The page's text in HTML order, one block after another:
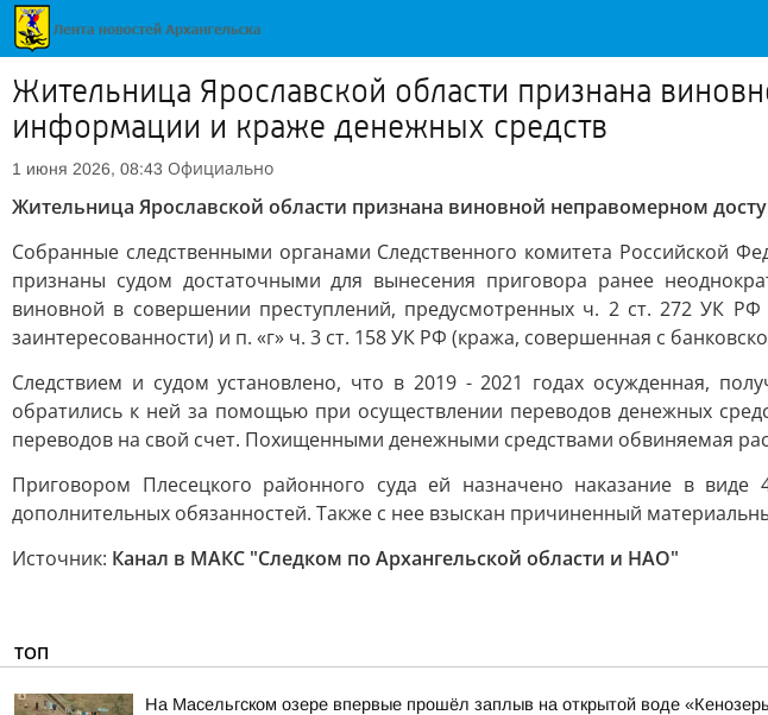
Жительница Ярославской области признана
информации и краже денежных средств
1 июня 2026, 08:43 Официально
Жительница Ярославской области признана виновной неправомерном
Собранные следственными органами Следственного комитета Российской
признаны судом достаточными для вынесения приговора ранее
виновной в совершении преступлений, предусмотренных ч. 2 ст. 272 УК
заинтересованности) и п. «г» ч. 3 ст. 158 УК РФ (кража, совершенная с
Следствием и судом установлено, что в 2019 - 2021 годах осужденная,
обратились к ней за помощью при осуществлении переводов денежных
переводов на свой счет. Похищенными денежными средствами обвиняемая
Приговором Плесецкого районного суда ей назначено наказание в
дополнительных обязанностей. Также с нее взыскан причиненный
Источник: Канал в МАКС "Следком по Архангельской области и НАО"
ТОП
На Масельгском озере впервые прошёл заплыв на открытой воде